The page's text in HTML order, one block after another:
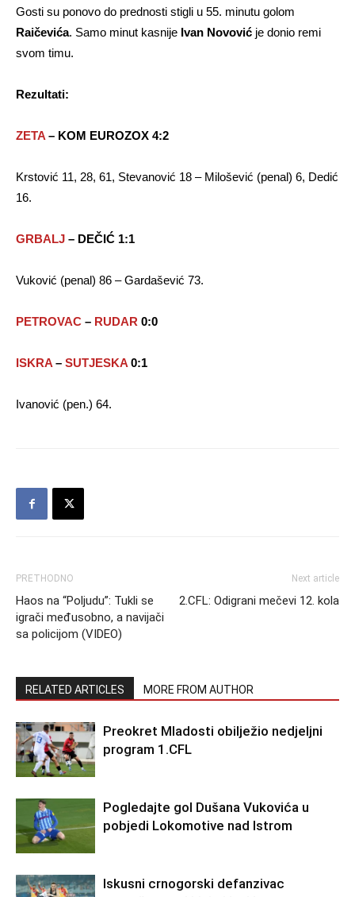
Gosti su ponovo do prednosti stigli u 55. minutu golom
Raičevića. Samo minut kasnije Ivan Novović je donio remi
svom timu.
Rezultati:
ZETA – KOM EUROZOX 4:2
Krstović 11, 28, 61, Stevanović 18 – Milošević (penal) 6, Dedić
16.
GRBALJ – DEČIĆ 1:1
Vuković (penal) 86 – Gardašević 73.
PETROVAC – RUDAR 0:0
ISKRA – SUTJESKA 0:1
Ivanović (pen.) 64.
PRETHODNO
Haos na “Poljudu”: Tukli se
igrači međusobno, a navijači
sa policijom (VIDEO)
Next article
2.CFL: Odigrani mečevi 12. kola
RELATED ARTICLES MORE FROM AUTHOR
Preokret Mladosti obilježio nedjeljni
program 1.CFL
Pogledajte gol Dušana Vukovića u
pobjedi Lokomotive nad Istrom
Iskusni crnogorski defanzivac